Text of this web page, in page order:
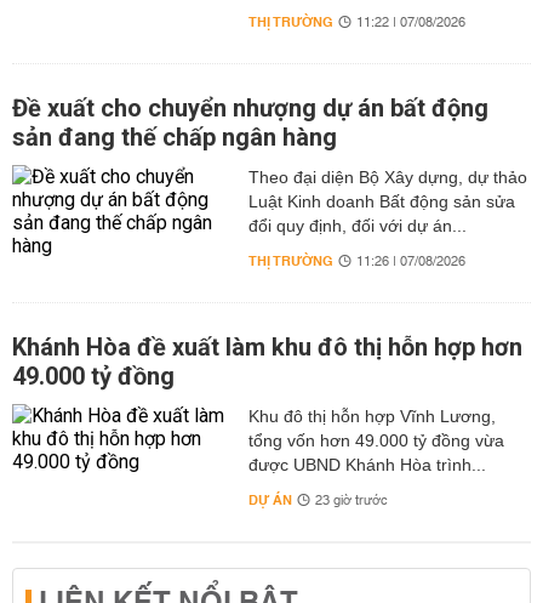
THỊ TRƯỜNG 11:22 | 07/08/2026
Đề xuất cho chuyển nhượng dự án bất động
sản đang thế chấp ngân hàng
Theo đại diện Bộ Xây dựng, dự thảo
Luật Kinh doanh Bất động sản sửa
đổi quy định, đối với dự án...
THỊ TRƯỜNG 11:26 | 07/08/2026
Khánh Hòa đề xuất làm khu đô thị hỗn hợp hơn
49.000 tỷ đồng
Khu đô thị hỗn hợp Vĩnh Lương,
tổng vốn hơn 49.000 tỷ đồng vừa
được UBND Khánh Hòa trình...
DỰ ÁN 23 giờ trước